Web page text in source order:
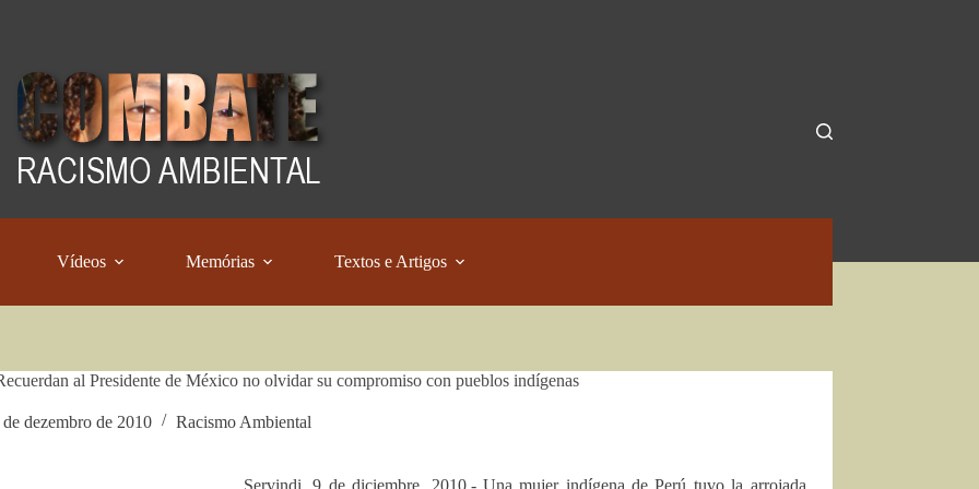
Vídeos Memórias Textos e Artigos
al Presidente de México no olvidar su compromiso con pueblos indígenas
dezembro de 2010 Racismo Ambiental
Servindi, 9 de diciembre, 2010.- Una mujer indígena de Perú tuvo la arrojada